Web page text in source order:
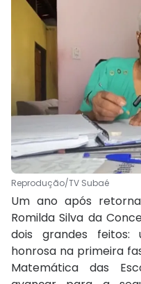
Reprodução/TV Subaé
Um ano após
Romilda Silva da
dois grandes feitos:
honrosa na primeira
Matemática das